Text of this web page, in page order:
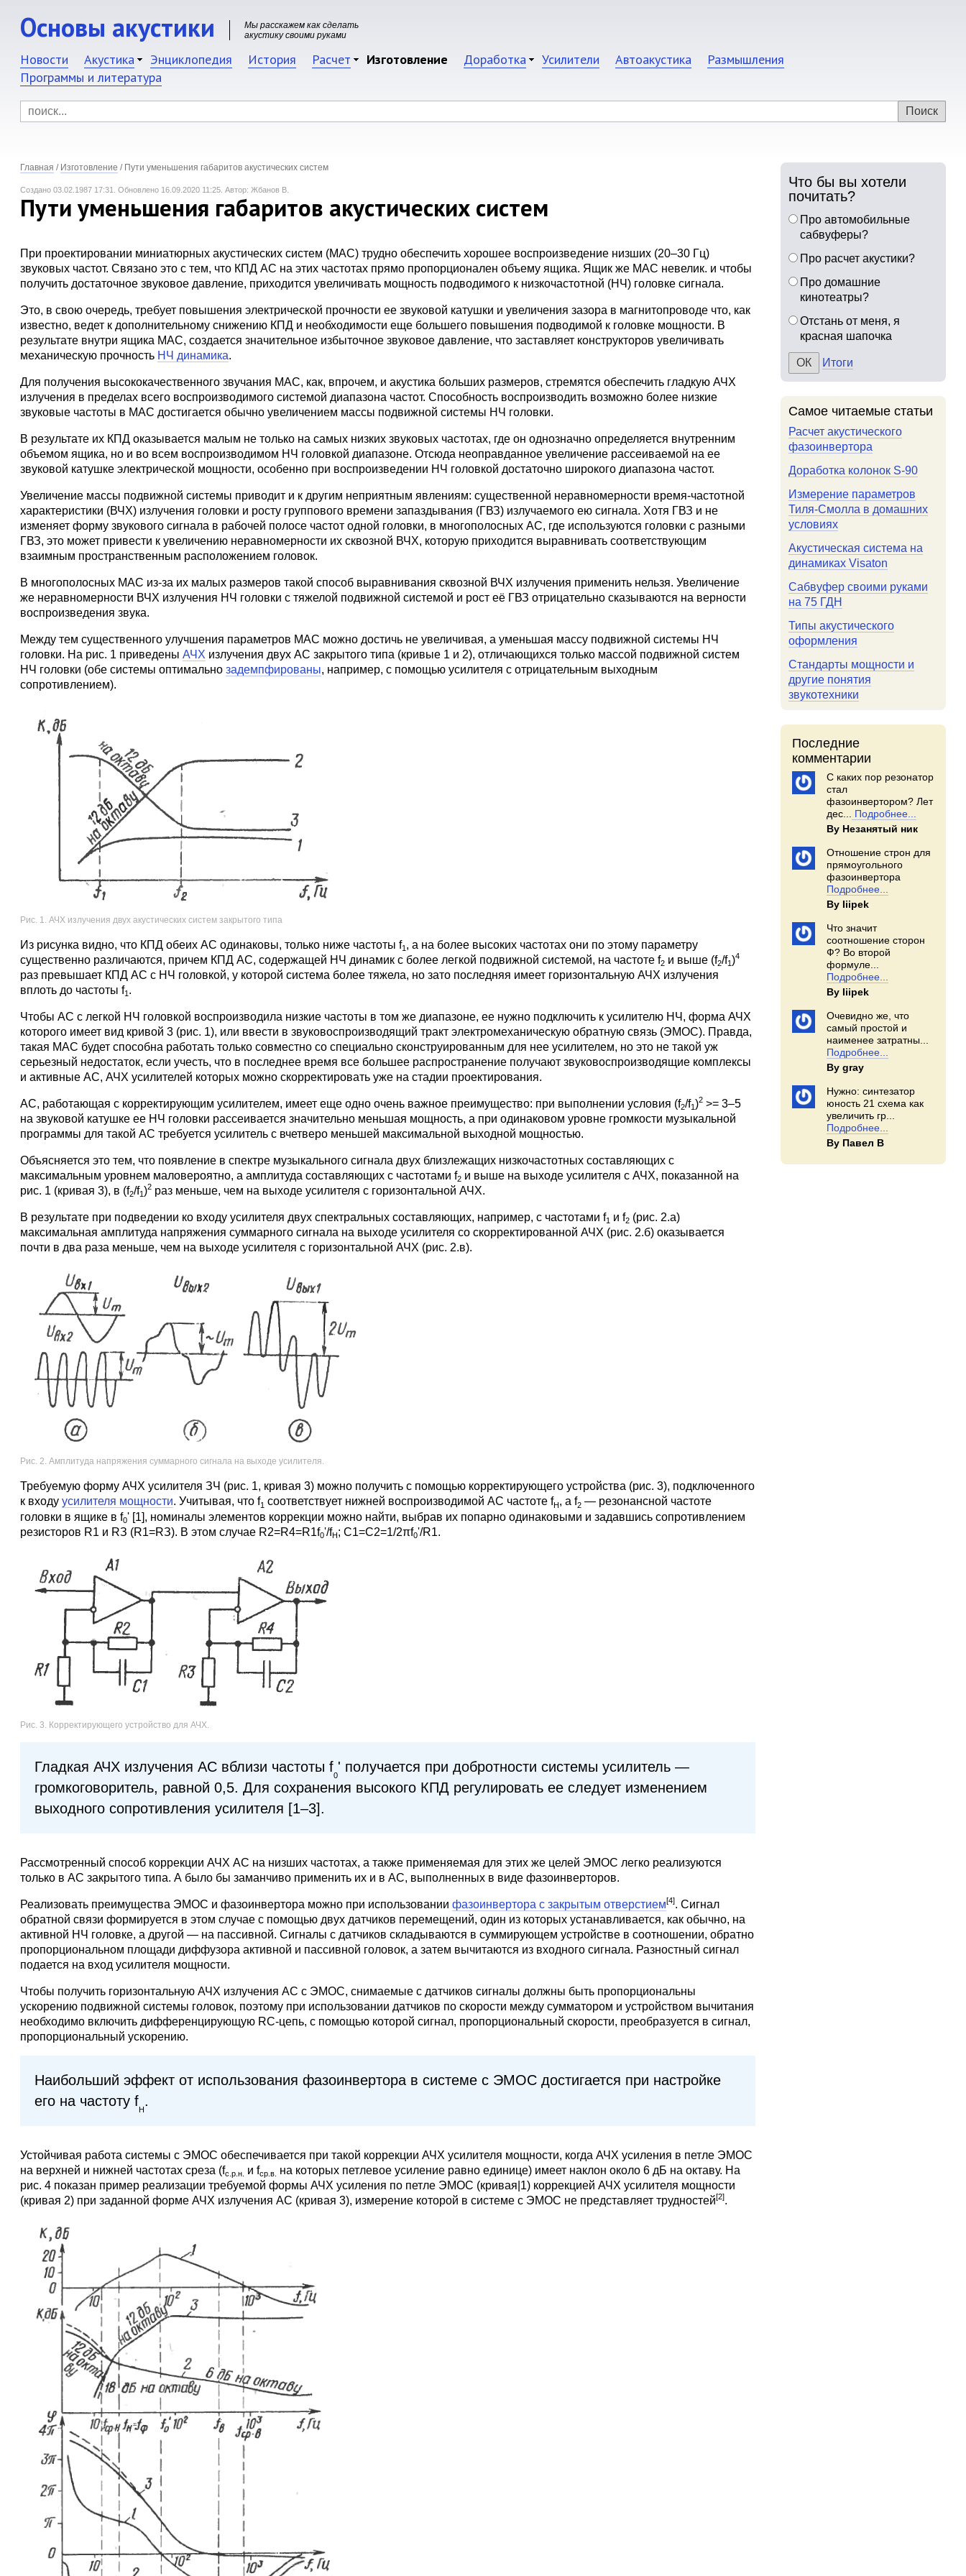
Основы акустики
Мы расскажем как сделать
акустику своими руками
Новости Акустика Энциклопедия История Расчет Изготовление Доработка Усилители Автоакустика
Размышления
Программы и литература
Главная / Изготовление / Пути уменьшения габаритов акустических систем
Создано 03.02.1987 17:31. Обновлено 16.09.2020 11:25. Автор: Жбанов В.
Пути уменьшения габаритов акустических систем
При проектировании миниатюрных акустических систем (МАС) трудно обеспечить хорошее воспроизведение низших (20–30 Гц)
звуковых частот. Связано это с тем, что КПД АС на этих частотах прямо пропорционален объему ящика. Ящик же МАС невелик. и чтобы
получить достаточное звуковое давление, приходится увеличивать мощность подводимого к низкочастотной (НЧ) головке сигнала.
Это, в свою очередь, требует повышения электрической прочности ее звуковой катушки и увеличения зазора в магнитопроводе что, как
известно, ведет к дополнительному снижению КПД и необходимости еще большего повышения подводимой к головке мощности. В
результате внутри ящика МАС, создается значительное избыточное звуковое давление, что заставляет конструкторов увеличивать
механическую прочность НЧ динамика.
Для получения высококачественного звучания МАС, как, впрочем, и акустика больших размеров, стремятся обеспечить гладкую АЧХ
излучения в пределах всего воспроизводимого системой диапазона частот. Способность воспроизводить возможно более низкие
звуковые частоты в МАС достигается обычно увеличением массы подвижной системы НЧ головки.
В результате их КПД оказывается малым не только на самых низких звуковых частотах, где он однозначно определяется внутренним
объемом ящика, но и во всем воспроизводимом НЧ головкой диапазоне. Отсюда неоправданное увеличение рассеиваемой на ее
звуковой катушке электрической мощности, особенно при воспроизведении НЧ головкой достаточно широкого диапазона частот.
Увеличение массы подвижной системы приводит и к другим неприятным явлениям: существенной неравномерности время-частотной
характеристики (ВЧХ) излучения головки и росту группового времени запаздывания (ГВЗ) излучаемого ею сигнала. Хотя ГВЗ и не
изменяет форму звукового сигнала в рабочей полосе частот одной головки, в многополосных АС, где используются головки с разными
ГВЗ, это может привести к увеличению неравномерности их сквозной ВЧХ, которую приходится выравнивать соответствующим
взаимным пространственным расположением головок.
В многополосных МАС из-за их малых размеров такой способ выравнивания сквозной ВЧХ излучения применить нельзя. Увеличение
же неравномерности ВЧХ излучения НЧ головки с тяжелой подвижной системой и рост её ГВЗ отрицательно сказываются на верности
воспроизведения звука.
Между тем существенного улучшения параметров МАС можно достичь не увеличивая, а уменьшая массу подвижной системы НЧ
головки. На рис. 1 приведены АЧХ излучения двух АС закрытого типа (кривые 1 и 2), отличающихся только массой подвижной систем
НЧ головки (обе системы оптимально задемпфированы, например, с помощью усилителя с отрицательным выходным
сопротивлением).
Рис. 1. АЧХ излучения двух акустических систем закрытого типа
Из рисунка видно, что КПД обеих АС одинаковы, только ниже частоты f1 , а на более высоких частотах они по этому параметру
существенно различаются, причем КПД АС, содержащей НЧ динамик с более легкой подвижной системой, на частоте f2 и выше (f2/f1)4
раз превышает КПД АС с НЧ головкой, у которой система более тяжела, но зато последняя имеет горизонтальную АЧХ излучения
вплоть до частоты f1 .
Чтобы АС с легкой НЧ головкой воспроизводила низкие частоты в том же диапазоне, ее нужно подключить к усилителю НЧ, форма АЧХ
которого имеет вид кривой 3 (рис. 1), или ввести в звуковоспроизводящий тракт электромеханическую обратную связь (ЭМОС). Правда,
такая МАС будет способна работать только совместно со специально сконструированным для нее усилителем, но это не такой уж
серьезный недостаток, если учесть, что в последнее время все большее распространение получают звуковоспроизводящие комплексы
и активные АС, АЧХ усилителей которых можно скорректировать уже на стадии проектирования.
АС, работающая с корректирующим усилителем, имеет еще одно очень важное преимущество: при выполнении условия (f2/f1)2 >= 3–5
на звуковой катушке ее НЧ головки рассеивается значительно меньшая мощность, а при одинаковом уровне громкости музыкальной
программы для такой АС требуется усилитель с вчетверо меньшей максимальной выходной мощностью.
Объясняется это тем, что появление в спектре музыкального сигнала двух близлежащих низкочастотных составляющих с
максимальным уровнем маловероятно, а амплитуда составляющих с частотами f2 и выше на выходе усилителя с АЧХ, показанной на
рис. 1 (кривая 3), в (f2/f1)2 раз меньше, чем на выходе усилителя с горизонтальной АЧХ.
В результате при подведении ко входу усилителя двух спектральных составляющих, например, с частотами f1 и f2 (рис. 2.а)
максимальная амплитуда напряжения суммарного сигнала на выходе усилителя со скорректированной АЧХ (рис. 2.б) оказывается
почти в два раза меньше, чем на выходе усилителя с горизонтальной АЧХ (рис. 2.в).
Рис. 2. Амплитуда напряжения суммарного сигнала на выходе усилителя.
Требуемую форму АЧХ усилителя ЗЧ (рис. 1, кривая 3) можно получить с помощью корректирующего устройства (рис. 3), подключенного
к входу усилителя мощности. Учитывая, что f1 соответствует нижней воспроизводимой АС частоте fH, а f2 — резонансной частоте
головки в ящике в f0' [1], номиналы элементов коррекции можно найти, выбрав их попарно одинаковыми и задавшись сопротивлением
резисторов R1 и RЗ (R1=RЗ). В этом случае R2=R4=R1f0'/fH; С1=С2=1/2πf0'/R1.
Рис. 3. Корректирующего устройство для АЧХ.
Гладкая АЧХ излучения АС вблизи частоты f
0
' получается при добротности системы усилитель —
громкоговоритель, равной 0,5. Для сохранения высокого КПД регулировать ее следует изменением
выходного сопротивления усилителя [1–3].
Рассмотренный способ коррекции АЧХ АС на низших частотах, а также применяемая для этих же целей ЭМОС легко реализуются
только в АС закрытого типа. А было бы заманчиво применить их и в АС, выполненных в виде фазоинверторов.
Реализовать преимущества ЭМОС и фазоинвертора можно при использовании фазоинвертора с закрытым отверстием[4]. Сигнал
обратной связи формируется в этом случае с помощью двух датчиков перемещений, один из которых устанавливается, как обычно, на
активной НЧ головке, а другой — на пассивной. Сигналы с датчиков складываются в суммирующем устройстве в соотношении, обратно
пропорциональном площади диффузора активной и пассивной головок, а затем вычитаются из входного сигнала. Разностный сигнал
подается на вход усилителя мощности.
Чтобы получить горизонтальную АЧХ излучения АС с ЭМОС, снимаемые с датчиков сигналы должны быть пропорциональны
ускорению подвижной системы головок, поэтому при использовании датчиков по скорости между сумматором и устройством вычитания
необходимо включить дифференцирующую RC-цепь, с помощью которой сигнал, пропорциональный скорости, преобразуется в сигнал,
пропорциональный ускорению.
Наибольший эффект от использования фазоинвертора в системе с ЭМОС достигается при настройке
его на частоту f
H
.
Устойчивая работа системы с ЭМОС обеспечивается при такой коррекции АЧХ усилителя мощности, когда АЧХ усиления в петле ЭМОС
на верхней и нижней частотах среза (fс.р.н. и fср.в.
на которых петлевое усиление равно единице) имеет наклон около 6 дБ на октаву. На
рис. 4 показан пример реализации требуемой формы АЧХ усиления по петле ЭМОС (кривая|1) коррекцией АЧХ усилителя мощности
(кривая 2) при заданной форме АЧХ излучения АС (кривая 3), измерение которой в системе с ЭМОС не представляет трудностей[2].
Что бы вы хотели
почитать?
Про автомобильные
сабвуферы?
Про расчет акустики?
Про домашние
кинотеатры?
Отстань от меня, я
красная шапочка
Итоги
Самое читаемые статьи
Расчет акустического
фазоинвертора
Доработка колонок S-90
Измерение параметров
Тиля-Смолла в домашних
условиях
Акустическая система на
динамиках Visaton
Сабвуфер своими руками
на 75 ГДН
Типы акустического
оформления
Стандарты мощности и
другие понятия
звукотехники
Последние
комментарии
С каких пор резонатор
стал
фазоинвертором? Лет
дес...
Подробнее...
By Незанятый ник
Отношение строн для
прямоугольного
фазоинвертора
Подробнее...
By Iiipek
Что значит
соотношение сторон
Ф? Во второй
формуле...
Подробнее...
By Iiipek
Очевидно же, что
самый простой и
наименее затратны...
Подробнее...
By gray
Нужно: синтезатор
юность 21 схема как
увеличить гр...
Подробнее...
By Павел В